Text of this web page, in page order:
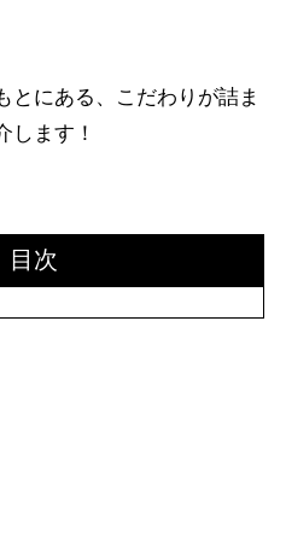
とにある、こだわりが詰ま
します！
目次